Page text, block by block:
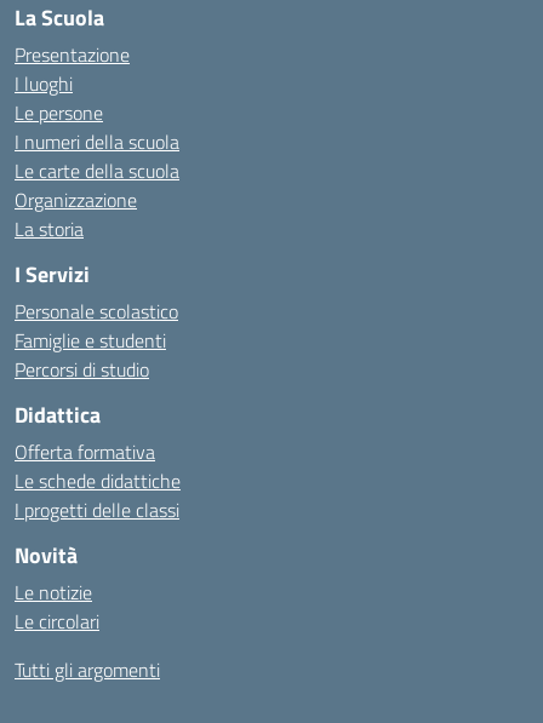
La Scuola
Presentazione
I luoghi
Le persone
I numeri della scuola
Le carte della scuola
Organizzazione
La storia
I Servizi
Personale scolastico
Famiglie e studenti
Percorsi di studio
Didattica
Offerta formativa
Le schede didattiche
I progetti delle classi
Novità
Le notizie
Le circolari
Tutti gli argomenti